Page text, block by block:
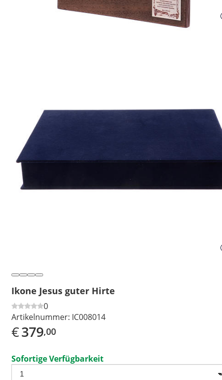
Ikone Jesus guter Hirte
0
Artikelnummer: IC008014
€379,00
Sofortige Verfügbarkeit